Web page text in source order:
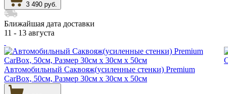
3 490 руб.
Ближайшая дата доставки
11 - 13 августа
Автомобильный Саквояж(усиленные стенки) Premium
CarBox, 50см, Размер 30см х 30см х 50см